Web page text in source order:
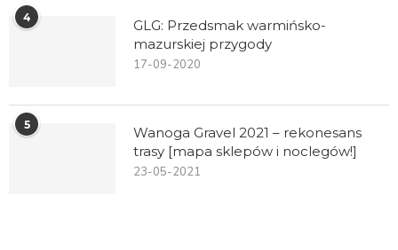
4
GLG: Przedsmak warmińsko-
mazurskiej przygody
17-09-2020
5
Wanoga Gravel 2021 – rekonesans
trasy [mapa sklepów i noclegów!]
23-05-2021